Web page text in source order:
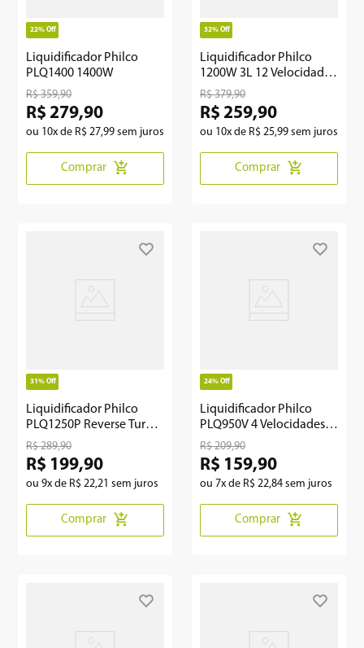
22% Off
Liquidificador Philco
PLQ1400 1400W
R$ 359,90
R$ 279,90
ou 10x de R$ 27,99 sem juros
Comprar
32% Off
Liquidificador Philco
1200W 3L 12 Velocidades
Preto Turbo Pro
R$ 379,90
R$ 259,90
ou 10x de R$ 25,99 sem juros
Comprar
31% Off
Liquidificador Philco
PLQ1250P Reverse Turbo
1200W
R$ 289,90
R$ 199,90
ou 9x de R$ 22,21 sem juros
Comprar
24% Off
Liquidificador Philco
PLQ950V 4 Velocidades
900W
R$ 209,90
R$ 159,90
ou 7x de R$ 22,84 sem juros
Comprar